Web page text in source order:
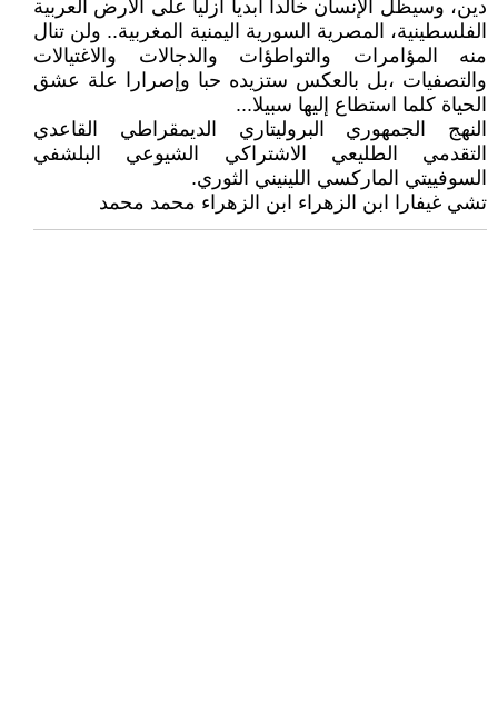
دين، وسيظل الإنسان خالدا أبديا أزليا على الأرض العربية
الفلسطينية، المصرية السورية اليمنية المغربية.. ولن تنال
منه المؤامرات والتواطؤات والدجالات والاغتيالات
والتصفيات ،بل بالعكس ستزيده حبا وإصرارا علة عشق
الحياة كلما استطاع إليها سبيلا...
النهج الجمهوري البروليتاري الديمقراطي القاعدي
التقدمي الطليعي الاشتراكي الشيوعي البلشفي
السوفييتي الماركسي اللينيني الثوري.
تشي غيفارا ابن الزهراء ابن الزهراء محمد محمد